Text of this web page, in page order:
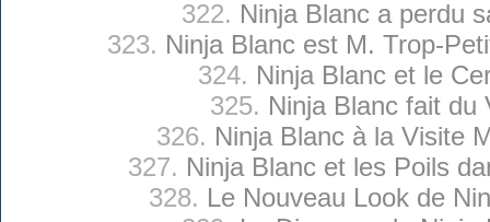
322. Ninja Blanc a perdu
323. Ninja Blanc est M. Trop-
324. Ninja Blanc et le
325. Ninja Blanc fait du
326. Ninja Blanc à la Visite
327. Ninja Blanc et les Poils
328. Le Nouveau Look de